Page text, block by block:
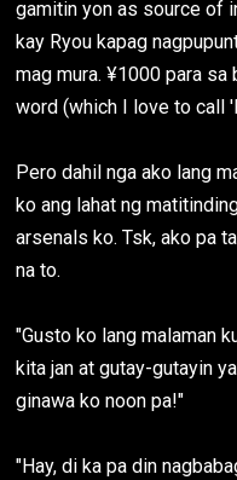
gamitin yon as source of
kay Ryou kapag
mag mura. ¥1000 para
word (which I love to call
Pero dahil nga ako lang
ko ang lahat ng
arsenals ko. Tsk, ako pa
na to.
"Gusto ko lang malaman
kita jan at gutay-gutayin
ginawa ko noon pa!"
"Hay, di ka pa din